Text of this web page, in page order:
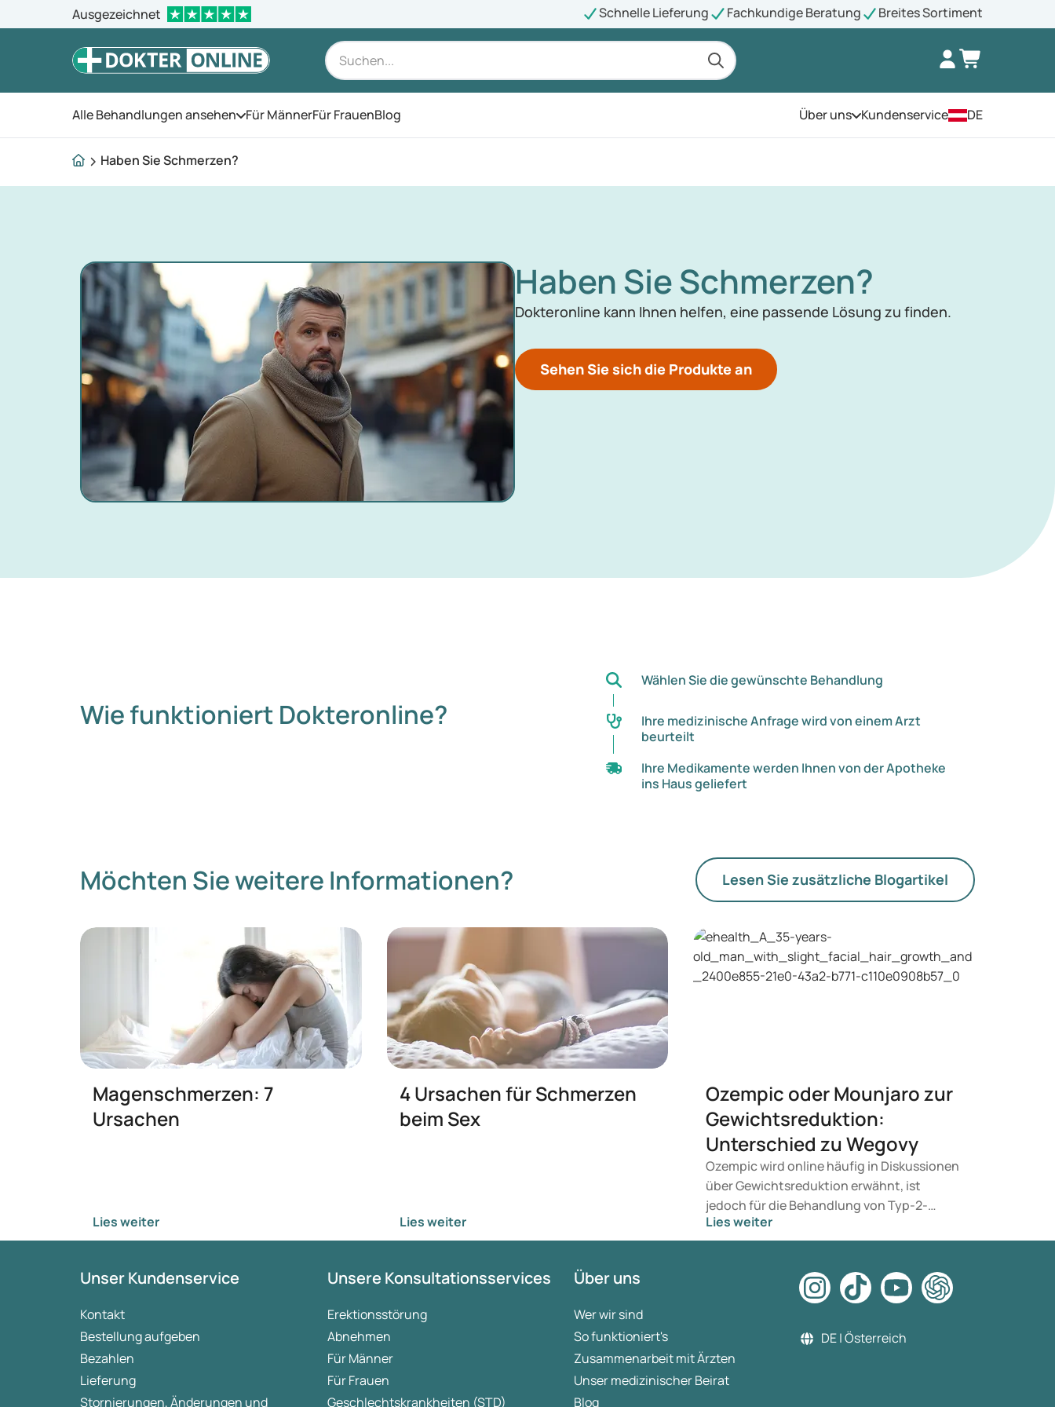
Ausgezeichnet Schnelle Lieferung Fachkundige Beratung Breites Sortiment
Alle Behandlungen ansehen Öffnen Sie das Menü
Für MännerFür FrauenBlog Über unsÖffnen Sie das Menü
Kundenservice DE
Haben Sie Schmerzen?
Haben Sie Schmerzen?
Dokteronline kann Ihnen helfen, eine passende Lösung zu finden.
Sehen Sie sich die Produkte an
Wie funktioniert Dokteronline?
Wählen Sie die gewünschte Behandlung
Ihre medizinische Anfrage wird von einem Arzt
beurteilt
Ihre Medikamente werden Ihnen von der Apotheke
ins Haus geliefert
Möchten Sie weitere Informationen? Lesen Sie zusätzliche Blogartikel
Magenschmerzen: 7
Ursachen
Lies weiter
4 Ursachen für Schmerzen
beim Sex
Lies weiter
Ozempic oder Mounjaro zur
Gewichtsreduktion:
Unterschied zu Wegovy
Ozempic wird online häufig in Diskussionen
über Gewichtsreduktion erwähnt, ist
jedoch für die Behandlung von Typ-2-
Diabetes vorgesehen. Suchen Sie eine
Therapie zur Gewichtskontrolle, kommen
infrage. Welche Behandlung für Sie
geeignet ist, entscheidet ein Arzt auf Basis
BMI und Ihrer aktuellen Medikation.
Lies weiter
Unser Kundenservice
Kontakt
Bestellung aufgeben
Bezahlen
Lieferung
Stornierungen, Änderungen und
Unsere Konsultationsservices
Erektionsstörung
Abnehmen
Für Männer
Für Frauen
Geschlechtskrankheiten (STD)
Über uns
Wer wir sind
So funktioniert's
Zusammenarbeit mit Ärzten
Unser medizinischer Beirat
Blog
DE | Österreich